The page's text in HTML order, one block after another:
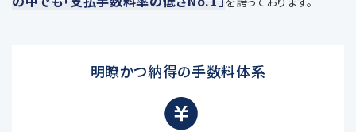
明瞭かつ納得の手数料体系